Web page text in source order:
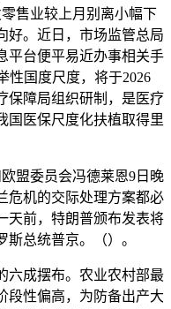
售业较上月别离小幅下
好。近日，市场监管总局
平台便平易近办事相关手
性国度尺度，将于2026
保障局组织研制，是医疗
国医保尺度化扶植取得里
盟委员会冯德莱恩9日晚
危机的交际处理方案都必
天前，特朗普颁布发表将
总统普京。（）。
成摆布。农业农村部最
段性偏高，为防备出产大